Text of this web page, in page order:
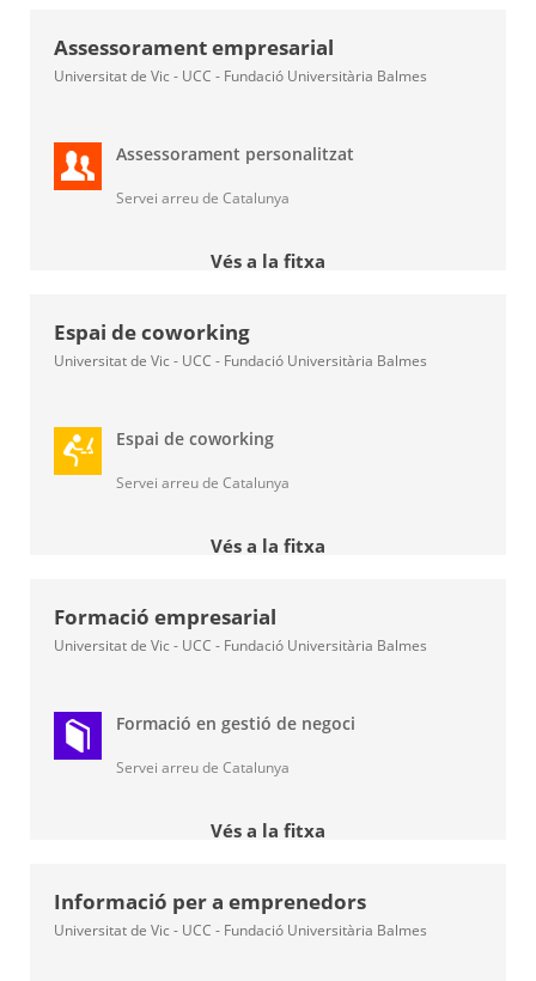
Assessorament empresarial
Universitat de Vic - UCC - Fundació Universitària Balmes
Assessorament personalitzat
Servei arreu de Catalunya
Vés a la fitxa
Espai de coworking
Universitat de Vic - UCC - Fundació Universitària Balmes
Espai de coworking
Servei arreu de Catalunya
Vés a la fitxa
Formació empresarial
Universitat de Vic - UCC - Fundació Universitària Balmes
Formació en gestió de negoci
Servei arreu de Catalunya
Vés a la fitxa
Informació per a emprenedors
Universitat de Vic - UCC - Fundació Universitària Balmes